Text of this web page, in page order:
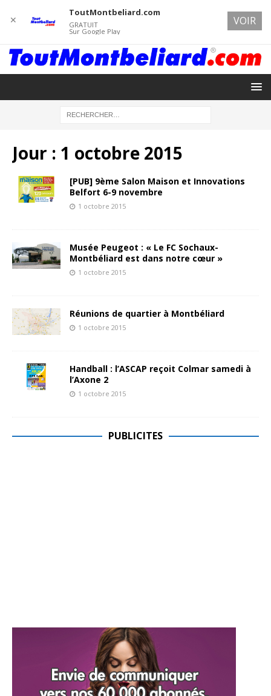
Jour : 1 octobre 2015
[PUB] 9ème Salon Maison et Innovations
Belfort 6-9 novembre
1 octobre 2015
Musée Peugeot : « Le FC Sochaux-
Montbéliard est dans notre cœur »
1 octobre 2015
Réunions de quartier à Montbéliard
1 octobre 2015
Handball : l’ASCAP reçoit Colmar samedi à
l’Axone 2
1 octobre 2015
PUBLICITES
✕
ToutMontbeliard.com
GRATUIT
Sur Google Play
VOIR